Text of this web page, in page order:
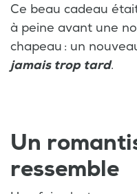
Ce beau cadeau
à peine avant une
chapeau : un
jamais trop tard.
Un
ressemble